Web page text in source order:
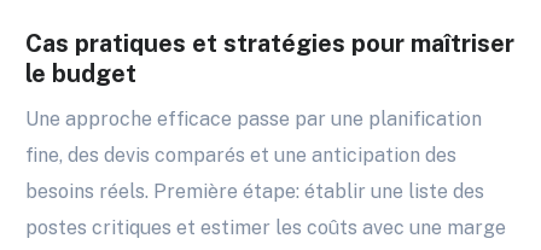
Cas pratiques et stratégies pour maîtriser
le budget
Une approche efficace passe par une planification
fine, des devis comparés et une anticipation des
besoins réels. Première étape: établir une liste des
postes critiques et estimer les coûts avec une marge